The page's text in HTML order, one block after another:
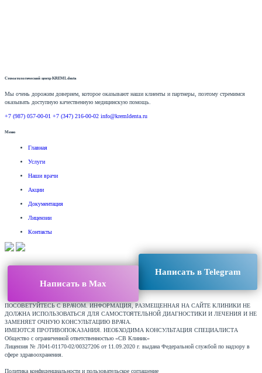
Стоматологический центр KREMLdenta
Мы очень дорожим доверием, которое оказывают наши клиенты и партнеры, поэтому стремимся
оказывать доступную качественную медицинскую помощь.
+7 (987) 057-00-01 +7 (347) 216-00-02 info@kremldenta.ru
Меню
Главная
Услуги
Наши врачи
Акции
Документация
Лицензии
Контакты
Написать в Telegram
Написать в Max
ПОСОВЕТУЙТЕСЬ С ВРАЧОМ. ИНФОРМАЦИЯ, РАЗМЕЩЕННАЯ НА САЙТЕ КЛИНИКИ НЕ
ДОЛЖНА ИСПОЛЬЗОВАТЬСЯ ДЛЯ САМОСТОЯТЕЛЬНОЙ ДИАГНОСТИКИ И ЛЕЧЕНИЯ И НЕ
ЗАМЕНЯЕТ ОЧНУЮ КОНСУЛЬТАЦИЮ ВРАЧА.
ИМЕЮТСЯ ПРОТИВОПОКАЗАНИЯ. НЕОБХОДИМА КОНСУЛЬТАЦИЯ СПЕЦИАЛИСТА
Общество с ограниченной ответственностью «СВ Клиник»
Лицензия № Л041-01170-02/00327206 от 11.09.2020 г. выдана Федеральной службой по надзору в
сфере здравоохранения.
Политика конфиденциальности и пользовательское соглашение